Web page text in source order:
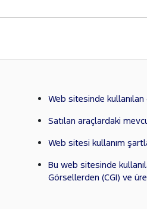
Web sitesinde
Satılan araçlardaki
Web sitesi kullanım
Bu web sitesinde
Görsellerden (CGI) ve